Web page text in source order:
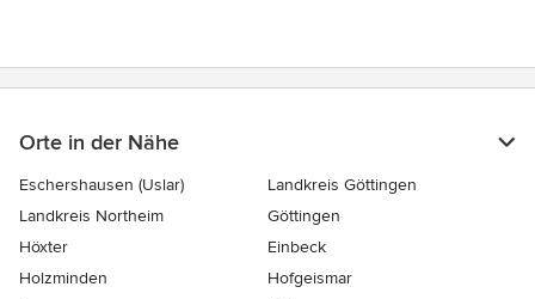
Orte in der Nähe
Eschershausen (Uslar)
Landkreis Göttingen
Landkreis Northeim
Göttingen
Höxter
Einbeck
Holzminden
Hofgeismar